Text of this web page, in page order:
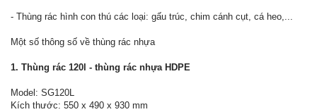
- Thùng rác hình con thú các loại: gấu trúc, chim cánh cụt, cá heo,...
Một số thông số về thùng rác nhựa
1. Thùng rác 120l - thùng rác nhựa HDPE
Model: SG120L
Kích thước: 550 x 490 x 930 mm